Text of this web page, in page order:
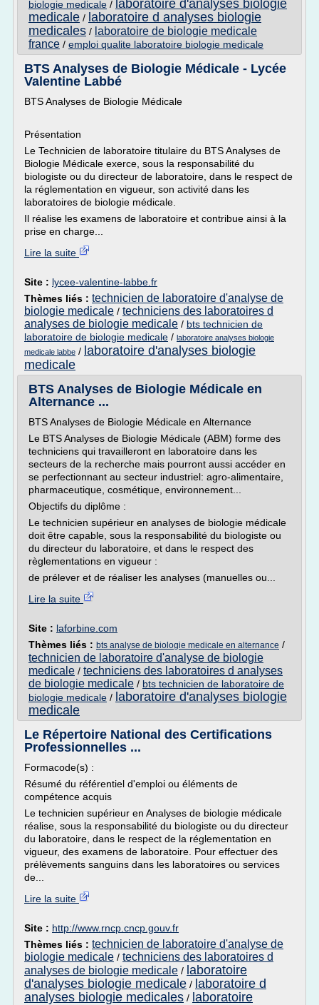
biologie medicale / laboratoire d'analyses biologie
medicale / laboratoire d analyses biologie
medicales / laboratoire de biologie medicale
france / emploi qualite laboratoire biologie medicale
BTS Analyses de Biologie Médicale - Lycée
Valentine Labbé
BTS Analyses de Biologie Médicale
Présentation
Le Technicien de laboratoire titulaire du BTS Analyses de
Biologie Médicale exerce, sous la responsabilité du
biologiste ou du directeur de laboratoire, dans le respect de
la réglementation en vigueur, son activité dans les
laboratoires de biologie médicale.
Il réalise les examens de laboratoire et contribue ainsi à la
prise en charge...
Lire la suite
Site : lycee-valentine-labbe.fr
Thèmes liés : technicien de laboratoire d'analyse de
biologie medicale / techniciens des laboratoires d
analyses de biologie medicale / bts technicien de
laboratoire de biologie medicale / laboratoire analyses biologie
medicale labbe / laboratoire d'analyses biologie
medicale
BTS Analyses de Biologie Médicale en
Alternance ...
BTS Analyses de Biologie Médicale en Alternance
Le BTS Analyses de Biologie Médicale (ABM) forme des
techniciens qui travailleront en laboratoire dans les
secteurs de la recherche mais pourront aussi accéder en
se perfectionnant au secteur industriel: agro-alimentaire,
pharmaceutique, cosmétique, environnement...
Objectifs du diplôme :
Le technicien supérieur en analyses de biologie médicale
doit être capable, sous la responsabilité du biologiste ou
du directeur du laboratoire, et dans le respect des
règlementations en vigueur :
de prélever et de réaliser les analyses (manuelles ou...
Lire la suite
Site : laforbine.com
Thèmes liés : bts analyse de biologie medicale en alternance /
technicien de laboratoire d'analyse de biologie
medicale / techniciens des laboratoires d analyses
de biologie medicale / bts technicien de laboratoire de
biologie medicale / laboratoire d'analyses biologie
medicale
Le Répertoire National des Certifications
Professionnelles ...
Formacode(s) :
Résumé du référentiel d'emploi ou éléments de
compétence acquis
Le technicien supérieur en Analyses de biologie médicale
réalise, sous la responsabilité du biologiste ou du directeur
du laboratoire, dans le respect de la réglementation en
vigueur, des examens de laboratoire. Pour effectuer des
prélèvements sanguins dans les laboratoires ou services
de...
Lire la suite
Site : http://www.rncp.cncp.gouv.fr
Thèmes liés : technicien de laboratoire d'analyse de
biologie medicale / techniciens des laboratoires d
analyses de biologie medicale / laboratoire
d'analyses biologie medicale / laboratoire d
analyses biologie medicales / laboratoire